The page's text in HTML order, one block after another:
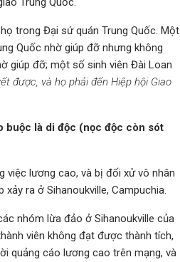
trong Đại sứ quán Trung Quốc. Một
Quốc nhờ giúp đỡ nhưng không
giúp đỡ; một số sinh viên Đài Loan
được, và họ phải đến Hiệp hội Giao
buộc là di độc (nọc độc còn sót
việc lương cao, và bị đối xử vô nhân
ra ở Sihanoukville, Campuchia.
nhóm lừa đảo ở Sihanoukville của
viên không đạt được thành tích,
quảng cáo lương cao trên mạng, và